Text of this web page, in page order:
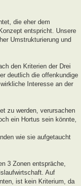
die eher dem
entspricht. Unsere
Umstrukturierung und
den Kriterien der Drei
deutlich die offenkundige
Interesse an der
zu werden, verursachen
ein Hortus sein könnte,
wie sie aufgetaucht
3 Zonen entspräche,
Auf
ist kein Kriterium, da